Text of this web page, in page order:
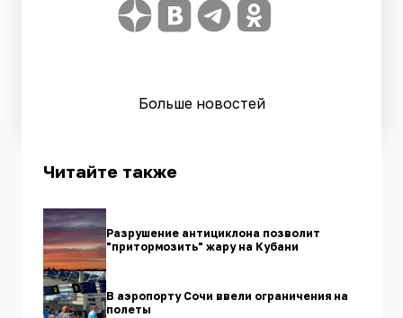
Больше новостей
Читайте также
Разрушение антициклона позволит
"притормозить" жару на Кубани
В аэропорту Сочи ввели ограничения на
полеты